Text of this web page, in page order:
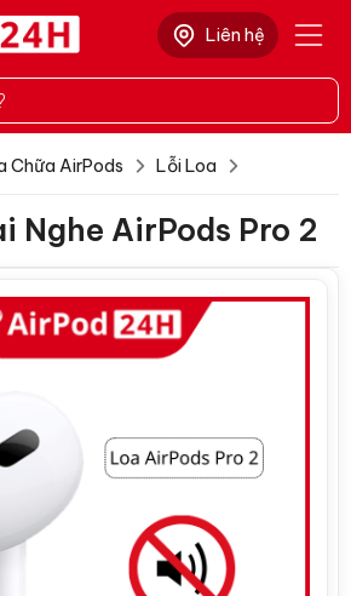
Liên hệ
Chữa AirPods Lỗi Loa
Nghe AirPods Pro 2